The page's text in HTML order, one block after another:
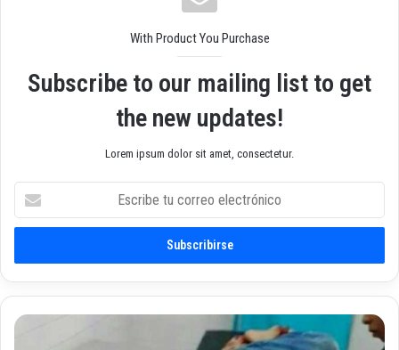
With Product You Purchase
Subscribe to our mailing list to get
the new updates!
Lorem ipsum dolor sit amet, consectetur.
c
i
b
tA